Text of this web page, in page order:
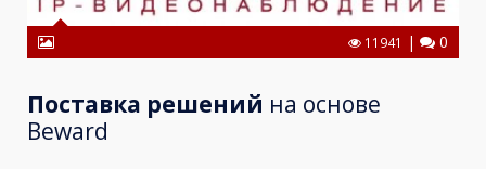
11941 | 0
Поставка решений на основе
Beward